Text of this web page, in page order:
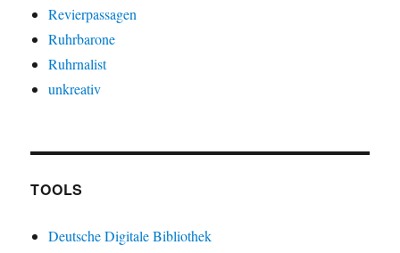
Revierpassagen
Ruhrbarone
Ruhrnalist
unkreativ
TOOLS
Deutsche Digitale Bibliothek